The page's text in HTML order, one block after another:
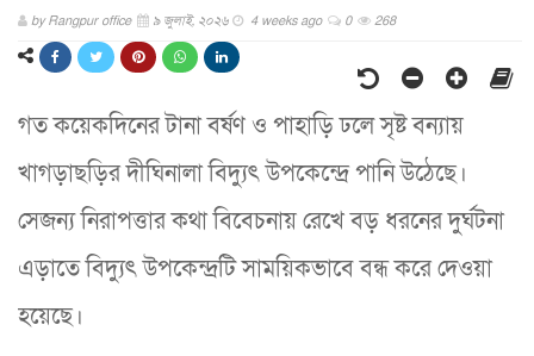
byRangpur office ৯ জুলাই, ২০২৬ 4 weeks ago 0 268
গত কয়েকদিনের টানা বর্ষণ ও পাহাড়ি ঢলে সৃষ্ট বন্যায়
খাগড়াছড়ির দীঘিনালা বিদ্যুৎ উপকেন্দ্রে পানি উঠেছে।
সেজন্য নিরাপত্তার কথা বিবেচনায় রেখে বড় ধরনের দুর্ঘটনা
এড়াতে বিদ্যুৎ উপকেন্দ্রটি সাময়িকভাবে বন্ধ করে দেওয়া
হয়েছে।